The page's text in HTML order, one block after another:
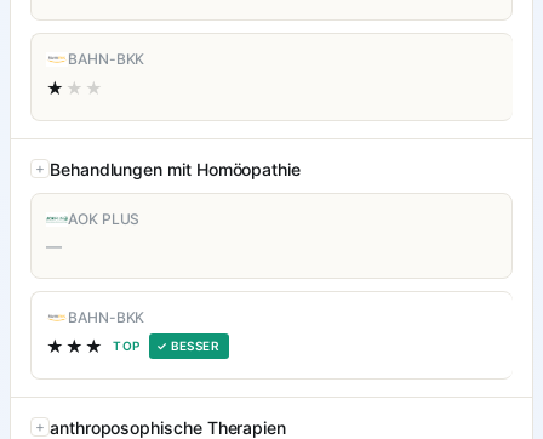
BAHN-BKK
★ ★★
Behandlungen mit Homöopathie
AOK PLUS
—
BAHN-BKK
★★★ TOP ✓ BESSER
anthroposophische Therapien